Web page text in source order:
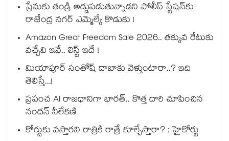
ప్రేమకు తండ్రి అడ్డుపడుతున్నాడని పోలీస్ స్టేషన్⁪కు
రాజేంద్ర నగర్ ఎమ్మెల్యే కొడుకు !
Amazon Great Freedom Sale 2026.. తక్కువ రేటుకు
వచ్చేవి ఇవే.. లిస్ట్ ఇదే !
మియాపూర్ సంతోష్ దాబాకు వెళ్తుంటారా..? ఇది
తెలిస్తే...!
ప్రపంచ AI రాజధానిగా భారత్.. కొత్త దారి చూపించిన
నందన్ నీలేకణి
కోర్టుకు వస్తారని రాత్రికి రాత్రే కూల్చేస్తారా? : హైకోర్టు